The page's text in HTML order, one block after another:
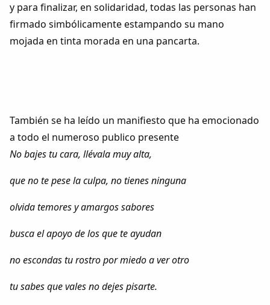
Foros
Idiosincrasia
Dichos
Cancionero Local
Apodos
y para finalizar, en solidaridad, todas las personas han
firmado simbólicamente estampando su mano
mojada en tinta morada en una pancarta.
También se ha leído un manifiesto que ha emocionado
a todo el numeroso publico presente
No bajes tu cara, llévala muy alta,
que no te pese la culpa, no tienes ninguna
olvida temores y amargos sabores
busca el apoyo de los que te ayudan
no escondas tu rostro por miedo a ver otro
tu sabes que vales no dejes pisarte.